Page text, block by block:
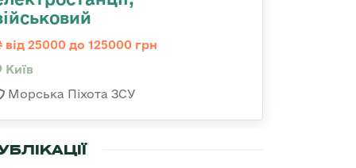
від 25000 до 125000 грн
Київ
Морська Піхота ЗСУ